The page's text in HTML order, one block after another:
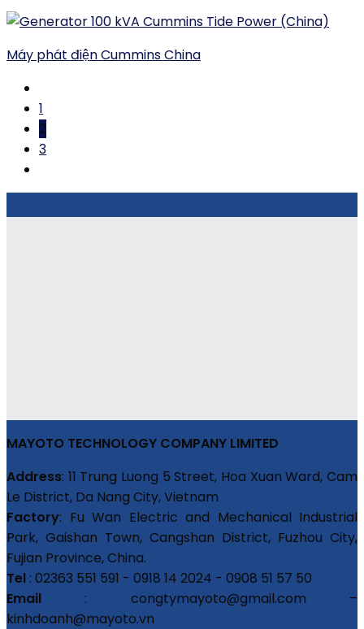
Máy phát điện Cummins China
1
2
3
MAYOTO TECHNOLOGY COMPANY LIMITED
Address: 11 Trung Luong 5 Street, Hoa Xuan Ward, Cam
Le District, Da Nang City, Vietnam
Factory: Fu Wan Electric and Mechanical Industrial
Park, Gaishan Town, Cangshan District, Fuzhou City,
Fujian Province, China.
Tel : 02363 551 591 - 0918 14 2024 - 0908 51 57 50
Email : congtymayoto@gmail.com –
kinhdoanh@mayoto.vn